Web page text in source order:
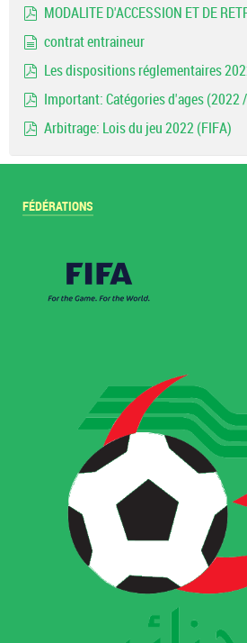
MODALITE D'ACCESSION ET DE
contrat entraineur
Les dispositions réglementaires
Important: Catégories d'ages (2022
Arbitrage: Lois du jeu 2022 (FIFA)
FÉDÉRATIONS